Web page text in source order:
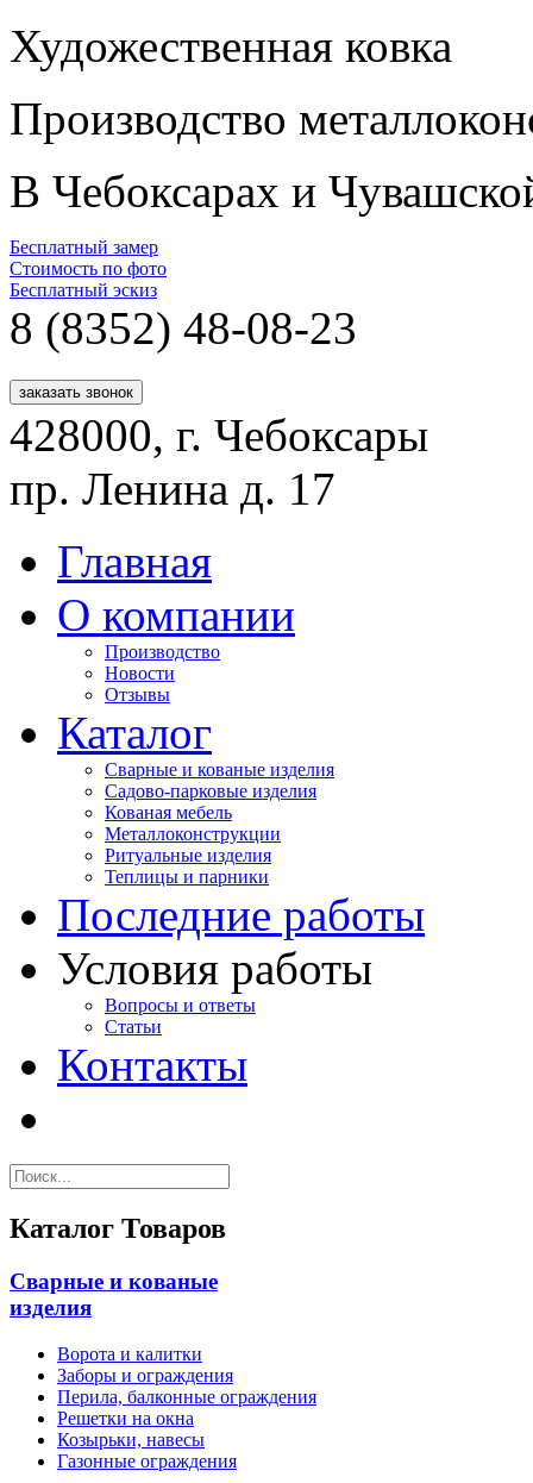
Художественная ковка
Производство
В Чебоксарах и
Бесплатный замер
Стоимость по фото
Бесплатный эскиз
8 (8352) 48-08-23
заказать звонок
428000, г. Чебоксары
пр. Ленина д. 17
Главная
О компании
Производство
Новости
Отзывы
Каталог
Сварные и кованые изделия
Садово-парковые изделия
Кованая мебель
Металлоконструкции
Ритуальные изделия
Теплицы и парники
Последние работы
Условия работы
Вопросы и ответы
Статьи
Контакты
Каталог Товаров
Сварные и кованые
изделия
Ворота и калитки
Заборы и ограждения
Перила, балконные ограждения
Решетки на окна
Козырьки, навесы
Газонные ограждения